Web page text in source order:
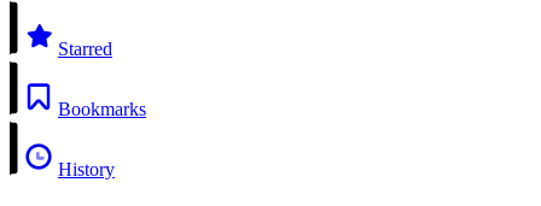
Starred
Bookmarks
History